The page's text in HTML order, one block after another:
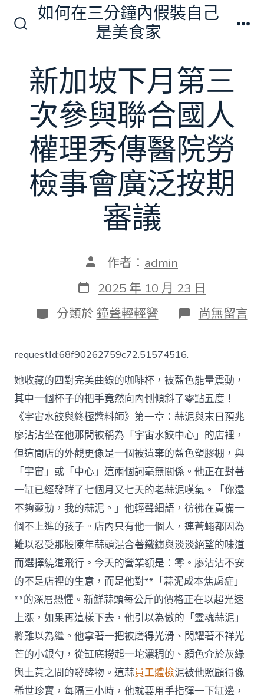
換
開
關
如何在三分鐘內假裝自己
是美食家
新加坡下月第三
次參與聯合國人
權理秀傳醫院勞
檢事會廣泛按期
審議
文
作
者
作者： admin
發
表
日
期
2025 年 10 月 23 日
分
類
分類於 鐘聲輕輕響 在
〈新
月
第
三
次
參
與
聯
合
國
人
權
理
秀
傳
醫
院
勞
檢
事
會
廣
泛
按
期
審
議〉
中
尚無留言
requestId:68f90262759c72.51574516.
她收藏的四對完美曲線的咖啡杯，被藍色能量震動，
其中一個杯子的把手竟然向內側傾斜了零點五度！
《宇宙水餃與終極醬料師》第一章：蒜泥與末日預兆
廖沾沾坐在他那間被稱為「宇宙水餃中心」的店裡，
但這間店的外觀更像是一個被遺棄的藍色塑膠棚，與
「宇宙」或「中心」這兩個詞毫無關係。他正在對著
一缸已經發酵了七個月又七天的老蒜泥嘆氣。「你還
不夠靈動，我的蒜泥。」他輕聲細語，彷彿在責備一
個不上進的孩子。店內只有他一個人，連蒼蠅都因為
難以忍受那股陳年蒜頭混合著鐵鏽與淡淡絕望的味道
而選擇繞道飛行。今天的營業額是：零。廖沾沾不安
的不是店裡的生意，而是他對**「蒜泥成本焦慮症」
**的深層恐懼。新鮮蒜頭每公斤的價格正在以超光速
上漲，如果再這樣下去，他引以為傲的「靈魂蒜泥」
將難以為繼。他拿著一把被磨得光滑、閃耀著不祥光
芒的小銀勺，從缸底撈起一坨濃稠的、顏色介於灰綠
與土黃之間的發酵物。這蒜員工體檢泥被他照顧得像
稀世珍寶，每隔三小時，他就要用手指彈一下缸邊，